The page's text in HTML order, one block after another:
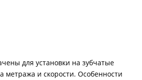
для установки на зубчатые
метража и скорости. Особенности